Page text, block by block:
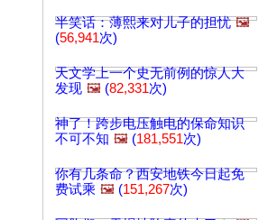
半笑话：薄熙来对儿子的担忧 🖼️
(56,941次)
天文学上一个史无前例的惊人大
发现 🖼️ (82,331次)
神了！跨步电压触电的保命知识
不可不知 🖼️ (181,551次)
你有几条命？西安地铁今日起免
费试乘 🖼️ (151,267次)